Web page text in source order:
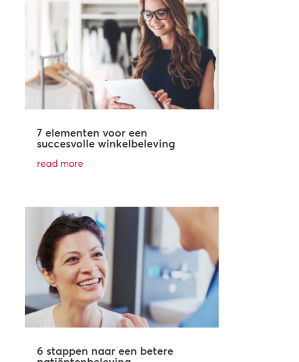
7 elementen voor een
succesvolle winkelbeleving
read more
6 stappen naar een betere